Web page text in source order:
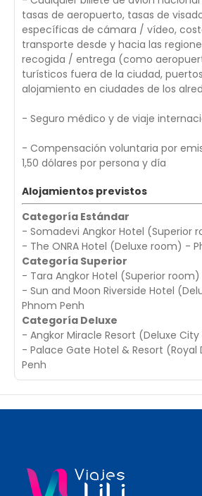
tasas de aeropuerto, tasas de
específicas de cámara / vídeo,
transporte desde y hacia las
recogida / entrega (como
turísticos fuera de la ciudad,
alojamiento en ciudades de los
- Seguro médico y de viaje
- Compensación voluntaria por
1,50 dólares por persona y día
Alojamientos previstos
Categoría Estándar
- Somadevi Angkor Hotel (Superior
- The ONRA Hotel (Deluxe room) -
Categoría Superior
- Tara Angkor Hotel (Superior
- Sun and Moon Riverside Hotel
Phnom Penh
Categoría Deluxe
- Angkor Miracle Resort (Deluxe
- Palace Gate Hotel & Resort
Penh